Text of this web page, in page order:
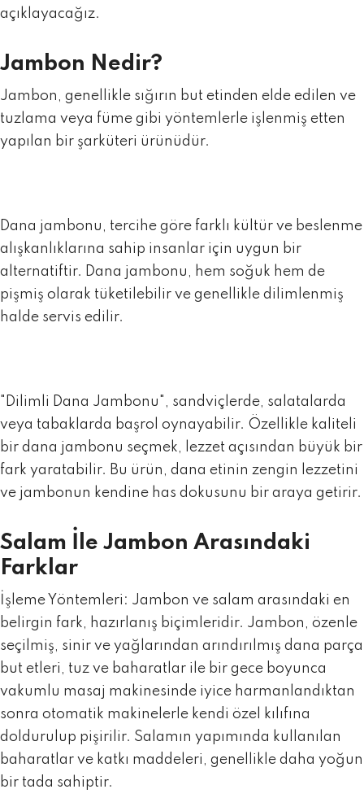
açıklayacağız.
Jambon Nedir?
Jambon, genellikle sığırın but etinden elde edilen ve
tuzlama veya füme gibi yöntemlerle işlenmiş etten
yapılan bir şarküteri ürünüdür.
Dana jambonu, tercihe göre farklı kültür ve beslenme
alışkanlıklarına sahip insanlar için uygun bir
alternatiftir. Dana jambonu, hem soğuk hem de
pişmiş olarak tüketilebilir ve genellikle dilimlenmiş
halde servis edilir.
Dilimli Dana Jambonu
", sandviçlerde, salatalarda
veya tabaklarda başrol oynayabilir. Özellikle kaliteli
bir dana jambonu seçmek, lezzet açısından büyük bir
fark yaratabilir. Bu ürün, dana etinin zengin lezzetini
ve jambonun kendine has dokusunu bir araya getirir.
Salam İle Jambon Arasındaki
Farklar
İşleme Yöntemleri: Jambon ve salam arasındaki en
belirgin fark, hazırlanış biçimleridir. Jambon, özenle
seçilmiş, sinir ve yağlarından arındırılmış dana parça
but etleri, tuz ve baharatlar ile bir gece boyunca
vakumlu masaj makinesinde iyice harmanlandıktan
sonra otomatik makinelerle kendi özel kılıfına
doldurulup pişirilir. Salamın yapımında kullanılan
baharatlar ve katkı maddeleri, genellikle daha yoğun
bir tada sahiptir.